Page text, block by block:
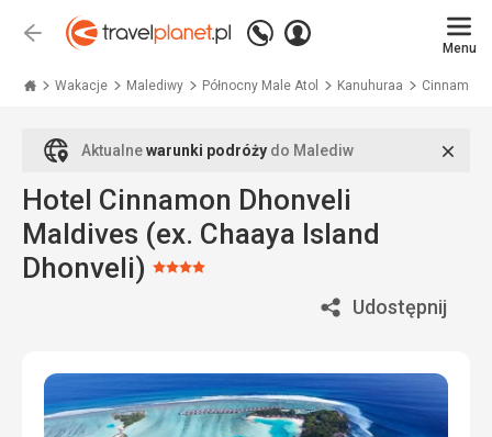
Wstecz
Zadzwoń
+48
771
Zaloguj
Menu
Wakacje Malediwy Północny Male Atol Kanuhuraa Cinnamon
Aktualnewarunki podróży do Malediw
Hotel Cinnamon Dhonveli
Maldives (ex. Chaaya Island
Dhonveli) Ocena:
Udostępnij